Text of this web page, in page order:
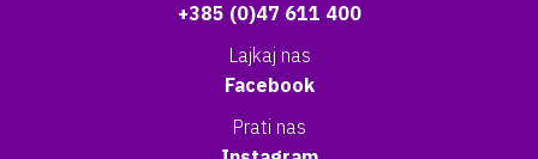
+385 (0)47 611 400
Lajkaj nas
Facebook
Prati nas